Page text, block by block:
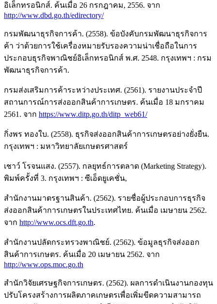
อิเล็กทรอนิกส์. ค้นเมื่อ 26 กรกฎาคม, 2556. จาก
http://www.dbd.go.th/edirectory/
กรมพัฒนาธุรกิจการค้า. (2558). ข้อบังคับกรมพัฒนาธุรกิจการ
ค้า ว่าด้วยการใช้เครื่องหมายรับรองความน่าเชื่อถือในการ
ประกอบธุรกิจพาณิชย์อิเล็กทรอนิกส์ พ.ศ. 2548. กรุงเทพฯ : กรม
พัฒนาธุรกิจการค้า.
กรมส่งเสริมการค้าระหว่างประเทศ. (2561). รายงานประจำปี
สถานการณ์การส่งออกสินค้าการเกษตร. ค้นเมื่อ 18 มกราคม
2561. จาก https://www.ditp.go.th/ditp_web61/
กิ่งพร ทองใบ. (2558). ธุรกิจส่งออกสินค้าการเกษตรอย่างยั่งยืน.
กรุงเทพฯ : มหาวิทยาลัยเกษตรศาสตร์
เชาว์ โรจนแสง. (2557). กลยุทธ์การตลาด (Marketing Strategy).
พิมพ์ครั้งที่ 3. กรุงเทพฯ : ซีเอ็ดยูเคชั่น,
สำนักงานมาตรฐานสินค้า. (2562). รายชื่อผู้ประกอบการธุรกิจ
ส่งออกสินค้าการเกษตรในประเทศไทย. ค้นเมื่อ เมษายน 2562.
จาก http://www.ocs.dft.go.th.
สำนักงานปลัดกระทรวงพาณิชย์. (2562). ข้อมูลธุรกิจส่งออก
สินค้าการเกษตร. ค้นเมื่อ 20 เมษายน 2562. จาก
http://www.ops.moc.go.th
สำนักวิจัยเศรษฐกิจการเกษตร. (2562). ผลการดำเนินงานกองทุน
ปรับโครงสร้างการผลิตภาคเกษตรเพื่อเพิ่มขีดความสามารถ